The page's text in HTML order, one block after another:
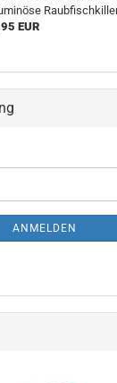
EUR
ANMELDEN